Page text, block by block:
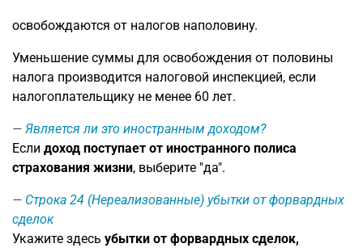
освобождаются от налогов наполовину.
Уменьшение суммы для освобождения от половины
налога производится налоговой инспекцией, если
налогоплательщику не менее 60 лет.
Является ли это иностранным доходом?
Если доход поступает от иностранного полиса
страхования жизни, выберите "да".
Строка 24 (Нереализованные) убытки от форвардных
сделок
Укажите здесь убытки от форвардных сделок,